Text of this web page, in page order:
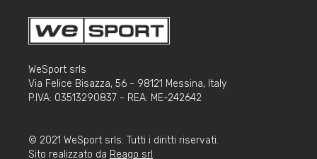
WeSport srls
Via Felice Bisazza, 56 - 98121 Messina, Italy
P.IVA: 03513290837 - REA: ME-242642
© 2021 WeSport srls. Tutti i diritti riservati.
Sito realizzato da Reago srl .